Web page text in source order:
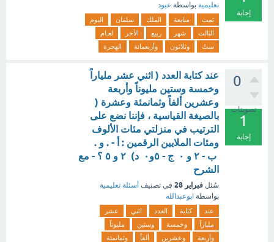
إجابة
تعليمية بواسطة عبود
تمت مبايعة الملك سلمان
اليوم
الثالث
شهر ربيع الآخر
لعـام
ستٌ
وثلاثون وأربعمائة الهجرة
0
تصويتات
1
إجابة
عند كتابة العدد ( اثني عشر ملياراً
وخمسة وستين مليوناً وأربعة
وعشرين ألفاً وثمانمئة وعشرة (
بالصيغة القياسية ، فإننا نضع على
الترتيب في منزلتي مئات الألوف
ومئات الملايين الرقمين : أ - . و .
ب - ۲ و ۰ ج - ٥و٠ د) ۲ و ٥ ؟ - مع
الشرح
سُئل فبراير 28 في تصنيف أسئلة تعليمية
بواسطة ابوعبدالله
عند كتابة العدد اثني
عشر
ملياراً
وخمسة وستين
مليوناً
وأربعة
وعشرين ألفاً
وثمانمئة